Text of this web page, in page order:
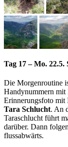
Tag 17 – Mo. 22.5.
Die Morgenroutine
Handynummern mit
Erinnerungsfoto mit
Tara Schlucht. An
Taraschlucht führt
darüber. Dann
flussabwärts.